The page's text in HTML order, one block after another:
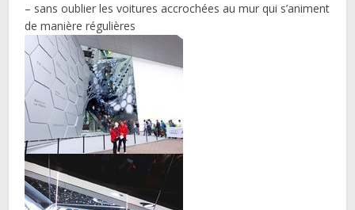
– sans oublier les voitures accrochées au mur qui s’animent
de manière régulières